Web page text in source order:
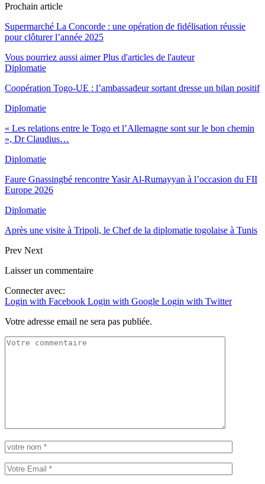
Prochain article
Supermarché La Concorde : une opération de fidélisation réussie
pour clôturer l’année 2025
Vous pourriez aussi aimer Plus d'articles de l'auteur
Diplomatie
Coopération Togo-UE : l’ambassadeur sortant dresse un bilan positif
Diplomatie
« Les relations entre le Togo et l’Allemagne sont sur le bon chemin
», Dr Claudius…
Diplomatie
Faure Gnassingbé rencontre Yasir Al-Rumayyan à l’occasion du FII
Europe 2026
Diplomatie
Après une visite à Tripoli, le Chef de la diplomatie togolaise à Tunis
Prev Next
Laisser un commentaire
Connecter avec:
Login with Facebook Login with Google Login with Twitter
Votre adresse email ne sera pas publiée.